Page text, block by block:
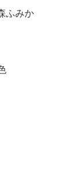
ふみか